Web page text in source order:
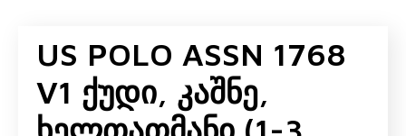
ოფისი
სკოლამდელი ასაკის ავეჯი
განათება, ხალიჩა
ქალი
კაცი
პრეზერვატივი
US POLO ASSN 1768
V1 Ქუდი, Კაშნე,